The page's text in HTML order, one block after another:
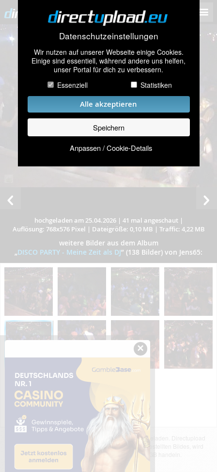
Datenschutzeinstellungen
Wir nutzen auf unserer Webseite einige Cookies.
Einige sind essentiell, während andere uns helfen,
unser Portal für dich zu verbessern.
Essenziell
Statistiken
Alle akzeptieren
Speichern
Anpassen / Cookie-Details
hochgeladen am 25.04.2026| 41 mal angeschaut|
Auflösung: 768x576 Pixel | Dateigröße: 0,10 MB | Traffic: 4,22 MB
weitere Bilder aus dem Album
„DISCO PARTY - Meine Zeit als DJ” (138 Bilder) von Jens65:
Das dargestellte Bild wurde von einem Nutzer hochgeladen. Directupload
übernimmt keinerlei Haftung für den Inhalt des dargestellten Bildes, wird
jedoch bei Verstößen nach §2(3) unserer AGB handeln.
×